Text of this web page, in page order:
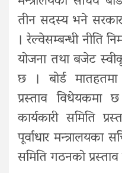
तीन सदस्य भने
। रेल्वेसम्बन्धी नीति
योजना तथा बजेट
छ । बोर्ड
प्रस्ताव विधेयकमा
कार्यकारी समिति
पूर्वाधार मन्त्रालयका
समिति गठनको